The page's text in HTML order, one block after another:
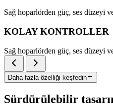
Sağ hoparlörden güç, ses düzeyi
KOLAY KONTROLLER
Sağ hoparlörden güç, ses düzeyi
Daha fazla özelliği keşfedin
Sürdürülebilir